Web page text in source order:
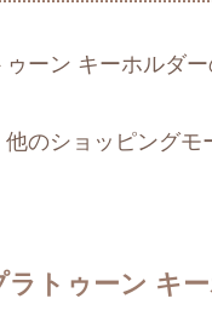
ーン キーホルダー
のショッピングモ
トゥーン キ